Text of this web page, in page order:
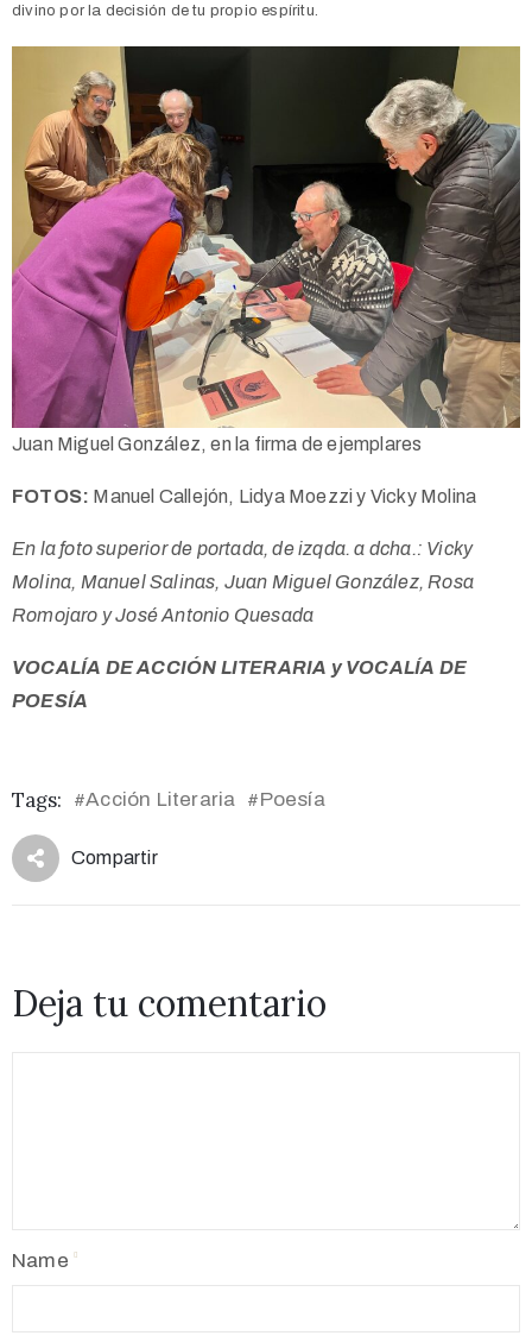
divino por la decisión de tu propio espíritu.
Juan Miguel González, en la firma de ejemplares
FOTOS: Manuel Callejón, Lidya Moezzi y Vicky Molina
En la foto superior de portada, de izqda. a dcha.: Vicky
Molina, Manuel Salinas, Juan Miguel González, Rosa
Romojaro y José Antonio Quesada
VOCALÍA DE ACCIÓN LITERARIA y VOCALÍA DE
POESÍA
Tags: #Acción Literaria #Poesía
Compartir
Deja tu comentario
Name